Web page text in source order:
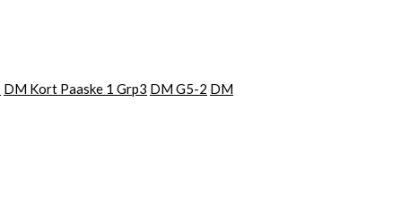
DM Kort Paaske 1 Grp3 DM G5-2 DM